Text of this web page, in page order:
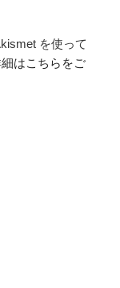
を使って
はこちらをご